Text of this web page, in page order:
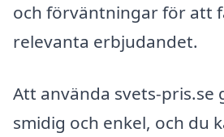
och förväntningar för att
relevanta erbjudandet.
Att använda svets-pris.se
smidig och enkel, och du